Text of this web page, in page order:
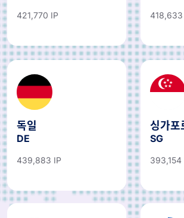
421,770 IP 418,633
독일
DE
439,883 IP
싱가포
SG
393,154